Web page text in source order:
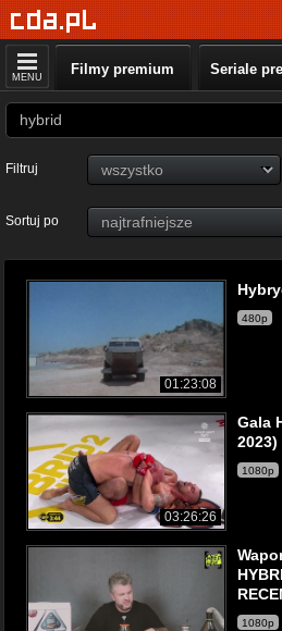
MENU Filmy premium Seriale
Filtruj
Sortuj po
01:23:08
480p
03:26:26
Gala
2023)
1080p
1080p